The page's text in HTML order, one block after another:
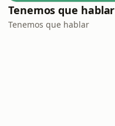
Tenemos que hablar
Tenemos que hablar